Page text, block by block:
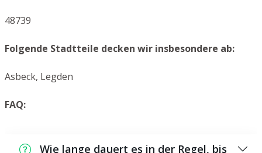
48739
Folgende Stadtteile decken wir insbesondere ab:
Asbeck, Legden
FAQ:
Wie lange dauert es in der Regel, bis